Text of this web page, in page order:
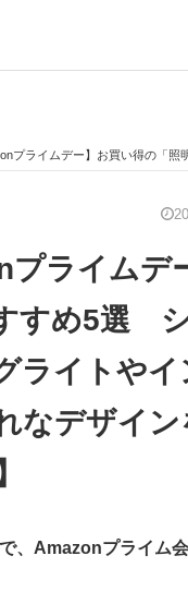
ITの今と未来を見通す
AI活用のいまが分かる
業向けIT製品の総合サイト
レクトロニクス専門サイト
イムデー】お買い得の「照明器具」おすすめ5選 シンプルで使
プライムデ
すめ5選
ライトや
なデザイ
、Amazonプライム